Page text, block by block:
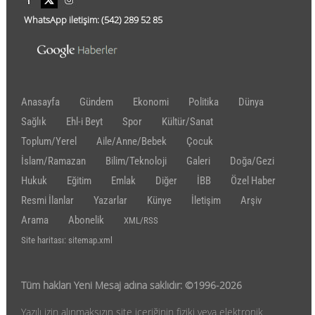
WhatsApp iletişim:(542)289 52 85
Anasayfa Gündem Ekonomi Politika
Dünya
Sağlık
Ehl-i Beyt Spor
Kültür/Sanat
Toplum/Yerel
Aile/Anne/Bebek
Çocuk
İslam/Ramazan
Bilim/Teknoloji Galeri
Doğa/Gezi
Hukuk
Eğitim Emlak Diğer İBB
Özel Haber
Resmi İlanlar
Yazarlar Künye İletişim
Arşiv
Arama
Abonelik
XML/RSS
Site haritası: sitemap.xml
Tüm hakları Yeni Mesaj adına saklıdır: ©1996-2026
Yazılı izin alınmaksızın site içeriğinin fiziki veya elektronik